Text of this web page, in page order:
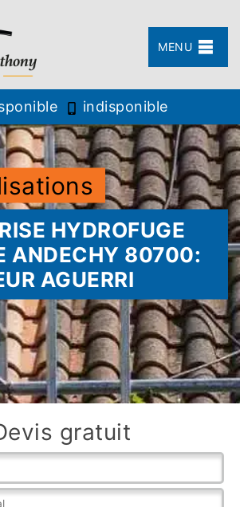
MENU
indisponible
HYDROFUGE
ANDECHY 80700:
AGUERRI
gratuit